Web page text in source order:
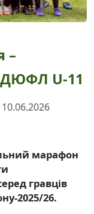
–
ДЮФЛ U-11
10.06.2026
марафон
гравців
2025/26.